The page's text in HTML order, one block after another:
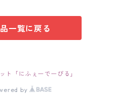
一覧に戻る
ト「にふぇーでーびる」
by